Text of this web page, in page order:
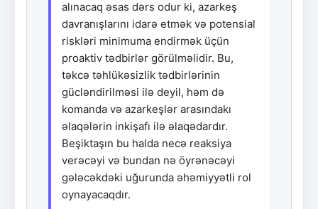
alınacaq əsas dərs odur ki, azarkeş
davranışlarını idarə etmək və potensial
riskləri minimuma endirmək üçün
proaktiv tədbirlər görülməlidir. Bu,
təkcə təhlükəsizlik tədbirlərinin
gücləndirilməsi ilə deyil, həm də
komanda və azarkeşlər arasındakı
əlaqələrin inkişafı ilə əlaqədardır.
Beşiktaşın bu halda necə reaksiya
verəcəyi və bundan nə öyrənəcəyi
gələcəkdəki uğurunda əhəmiyyətli rol
oynayacaqdır.